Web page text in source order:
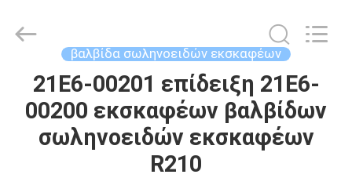
ΣΠΊΤΙ
ΠΡΟΪΌΝΤΑ
Trade
Reserved.
βαλβίδα σωληνοειδών εκσκαφέων
21E6-00201 επίδειξη 21E6-
00200 εκσκαφέων βαλβίδων
σωληνοειδών εκσκαφέων
R210